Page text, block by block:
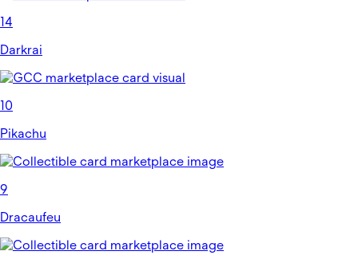
14
Darkrai
10
Pikachu
9
Dracaufeu